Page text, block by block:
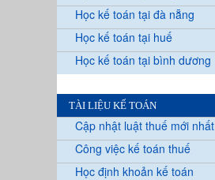
Học kế toán tại đà nẵng
Học kế toán tại huế
Học kế toán tại bình dương
TÀI LIỆU KẾ TOÁN
Cập nhật luật thuế mới nhất
Công việc kế toán thuế
Học định khoản kế toán